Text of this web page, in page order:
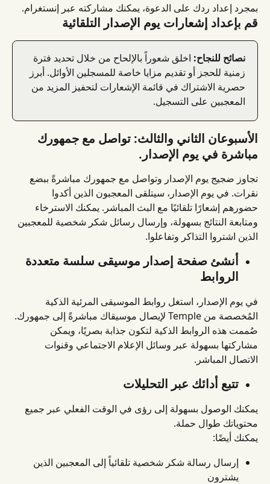
بمجرد إعداد ردك على الدعوة، يمكنك مشاركته عبر إنستغرام.
قم بإعداد إشعارات يوم الإصدار التلقائية
نصائح للنجاح: اخلق شعوراً بالإلحاح من خلال تحديد فترة
زمنية للحجز أو تقديم مزايا خاصة للمسجلين الأوائل. أبرز
حصرية الاشتراك في قائمة الإشعارات لتحفيز المزيد من
المعجبين على التسجيل.
الأسبوعان الثاني والثالث: تواصل مع جمهورك
مباشرة في يوم الإصدار.
تجاوز ضجيج يوم الإصدار وتواصل مع جمهورك مباشرةً ببضع
نقرات. في يوم الإصدار، سيتلقى المعجبون الذين أكدوا
حضورهم إشعارًا تلقائيًا مع البث المباشر. يمكنك الاسترخاء
ومتابعة النتائج بسهولة، وإرسال رسائل شكر شخصية للمعجبين
الذين اشتروا التذاكر وتفاعلوا.
أنشئ صفحة إصدار موسيقى سلسة متعددة
الروابط
في يوم الإصدار، استغل روابط الموسيقى المرئية الذكية
المُخصصة من Temple لإيصال موسيقاك مباشرةً إلى جمهورك.
صُممت هذه الروابط الذكية لتكون جذابة بصريًا، ويمكن
مشاركتها بسهولة عبر وسائل الإعلام الاجتماعي وقنوات
الاتصال المباشر.
تتبع أدائك عبر التحليلات
يمكنك الوصول بسهولة إلى رؤى في الوقت الفعلي عبر جميع
محتوياتك طوال حملة.
يمكنك أيضًا:
إرسال رسالة شكر شخصية تلقائياً إلى المعجبين الذين
يشترون